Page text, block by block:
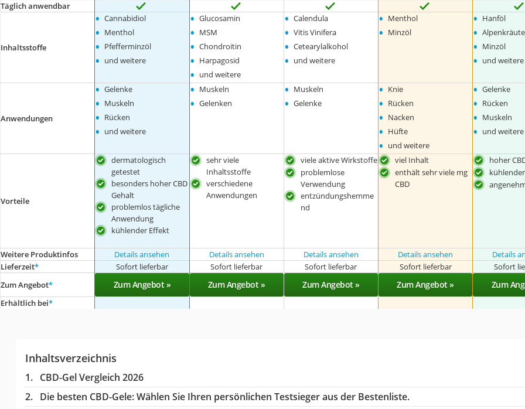
Täglich anwendbar
Inhaltsstoffe
• Cannabidiol
• Menthol
• Pfefferminzöl
• und weitere
• Glucosamin
• MSM
• Chondroitin
• Harpagosid
• und weitere
• Calendula
• Vitis Vinifera
• Cetearylalkohol
• und weitere
• Menthol
• Minzöl
• Hanföl
•
• Minzöl
• und weitere
Anwendungen
• Gelenke
• Muskeln
• Rücken
• und weitere
• Muskeln
• Gelenken
• Muskeln
• Gelenke
• Knie
• Rücken
• Nacken
• Hüfte
• und weitere
• Gelenke
• Rücken
• Muskeln
• und weitere
Vorteile
dermatologisch
getestet
besonders hoher CBD
Gehalt
problemlos tägliche
Anwendung
kühlender Effekt
sehr viele
Inhaltsstoffe
verschiedene
Anwendungen
viele aktive Wirkstoffe
problemlose
Verwendung
entzündungshemme
nd
viel Inhalt
enthält sehr viele mg
CBD
hoher
Weitere Produktinfos Details ansehen Details ansehen Details ansehen Details ansehen
Details
Lieferzeit* Sofort lieferbar Sofort lieferbar Sofort lieferbar Sofort lieferbar
Sofort
Zum Angebot* Zum Angebot » Zum Angebot » Zum Angebot » Zum Angebot » Zum
Erhältlich bei*
Inhaltsverzeichnis
CBD-Gel Vergleich 2026
Die besten CBD-Gele:Wählen Sie Ihren persönlichen Testsieger aus der Bestenliste.